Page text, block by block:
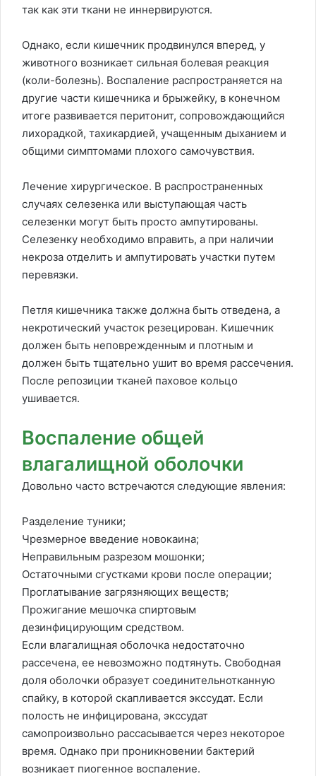
так как эти ткани не иннервируются.
Однако, если кишечник продвинулся вперед, у
животного возникает сильная болевая реакция
(коли-болезнь). Воспаление распространяется на
другие части кишечника и брыжейку, в конечном
итоге развивается перитонит, сопровождающийся
лихорадкой, тахикардией, учащенным дыханием и
общими симптомами плохого самочувствия.
Лечение хирургическое. В распространенных
случаях селезенка или выступающая часть
селезенки могут быть просто ампутированы.
Селезенку необходимо вправить, а при наличии
некроза отделить и ампутировать участки путем
перевязки.
Петля кишечника также должна быть отведена, а
некротический участок резецирован. Кишечник
должен быть неповрежденным и плотным и
должен быть тщательно ушит во время рассечения.
После репозиции тканей паховое кольцо
ушивается.
Воспаление общей
влагалищной оболочки
Довольно часто встречаются следующие явления:
Разделение туники;
Чрезмерное введение новокаина;
Неправильным разрезом мошонки;
Остаточными сгустками крови после операции;
Проглатывание загрязняющих веществ;
Прожигание мешочка спиртовым
дезинфицирующим средством.
Если влагалищная оболочка недостаточно
рассечена, ее невозможно подтянуть. Свободная
доля оболочки образует соединительнотканную
спайку, в которой скапливается экссудат. Если
полость не инфицирована, экссудат
самопроизвольно рассасывается через некоторое
время. Однако при проникновении бактерий
возникает пиогенное воспаление.